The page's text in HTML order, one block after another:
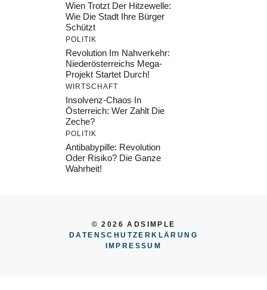
Wien Trotzt Der Hitzewelle:
Wie Die Stadt Ihre Bürger
Schützt
POLITIK
Revolution Im Nahverkehr:
Niederösterreichs Mega-
Projekt Startet Durch!
WIRTSCHAFT
Insolvenz-Chaos In
Österreich: Wer Zahlt Die
Zeche?
POLITIK
Antibabypille: Revolution
Oder Risiko? Die Ganze
Wahrheit!
© 2026 ADSIMPLE
DATENSCHUTZERKLÄRUNG
IMPRESSU M